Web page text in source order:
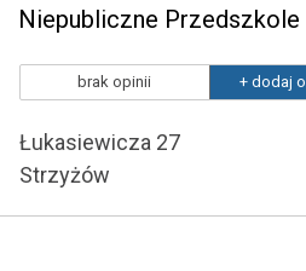
Niepubliczne Przedszkole
brak opinii + dodaj
Łukasiewicza 27
Strzyżów